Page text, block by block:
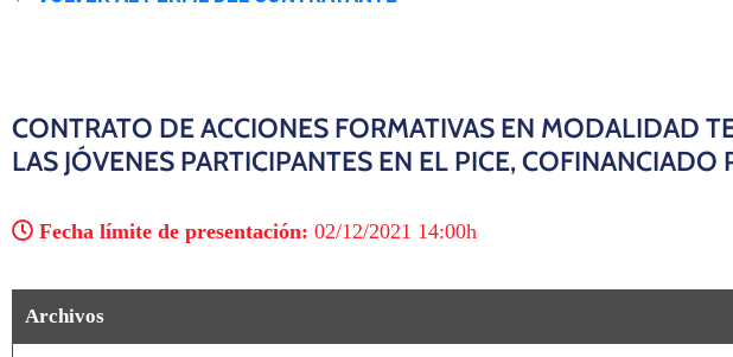
CONTRATO DE ACCIONES FORMATIVAS EN MODALIDAD
LAS JÓVENES PARTICIPANTES EN EL PICE, COFINANCIADO
Fecha límite de presentación: 02/12/2021 14:00h
Archivos